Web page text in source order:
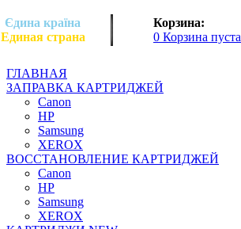
Єдина країна
Единая страна
Корзина:
0 Корзина пуста
ГЛАВНАЯ
ЗАПРАВКА КАРТРИДЖЕЙ
Canon
HP
Samsung
XEROX
ВОССТАНОВЛЕНИЕ КАРТРИДЖЕЙ
Canon
HP
Samsung
XEROX